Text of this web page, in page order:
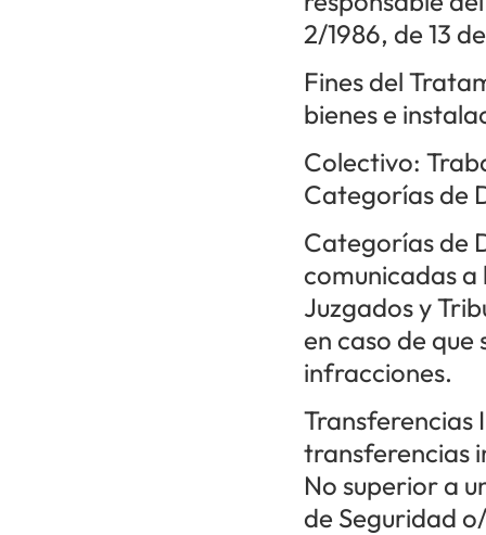
2/1986, de 13
Fines del
bienes e
Colectivo:
Categorías de
Categorías de
comunicadas a
Juzgados y
en caso de
infracciones.
Transferencias
transferencias
No superior a
de Seguridad